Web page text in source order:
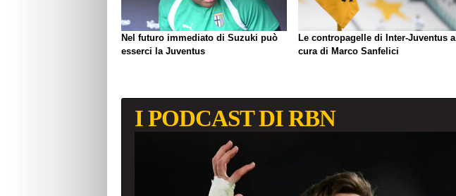
Nel futuro immediato di Suzuki può
esserci la Juventus
Le contropagelle di Inter-Juventus a
cura di Marco Sanfelici
I PODCAST DI RBN